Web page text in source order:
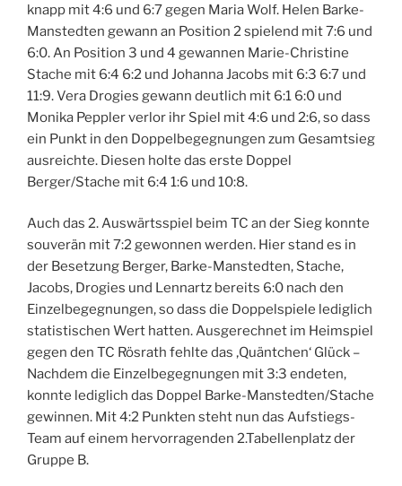
knapp mit 4:6 und 6:7 gegen Maria Wolf. Helen Barke-
Manstedten gewann an Position 2 spielend mit 7:6 und
6:0. An Position 3 und 4 gewannen Marie-Christine
Stache mit 6:4 6:2 und Johanna Jacobs mit 6:3 6:7 und
11:9. Vera Drogies gewann deutlich mit 6:1 6:0 und
Monika Peppler verlor ihr Spiel mit 4:6 und 2:6, so dass
ein Punkt in den Doppelbegegnungen zum Gesamtsieg
ausreichte. Diesen holte das erste Doppel
Berger/Stache mit 6:4 1:6 und 10:8.
Auch das 2. Auswärtsspiel beim TC an der Sieg konnte
souverän mit 7:2 gewonnen werden. Hier stand es in
der Besetzung Berger, Barke-Manstedten, Stache,
Jacobs, Drogies und Lennartz bereits 6:0 nach den
Einzelbegegnungen, so dass die Doppelspiele lediglich
statistischen Wert hatten. Ausgerechnet im Heimspiel
gegen den TC Rösrath fehlte das ‚Quäntchen‘ Glück –
Nachdem die Einzelbegegnungen mit 3:3 endeten,
konnte lediglich das Doppel Barke-Manstedten/Stache
gewinnen. Mit 4:2 Punkten steht nun das Aufstiegs-
Team auf einem hervorragenden 2.Tabellenplatz der
Gruppe B.